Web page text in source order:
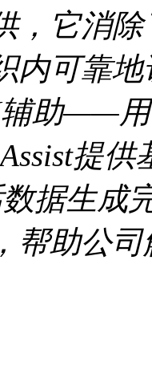
，它消
内可靠
辅助——
提
据生成
帮助公